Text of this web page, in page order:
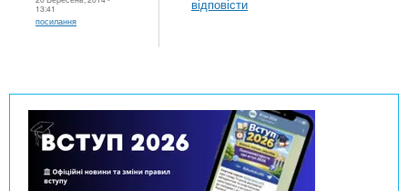
13:41
посилання
відповісти